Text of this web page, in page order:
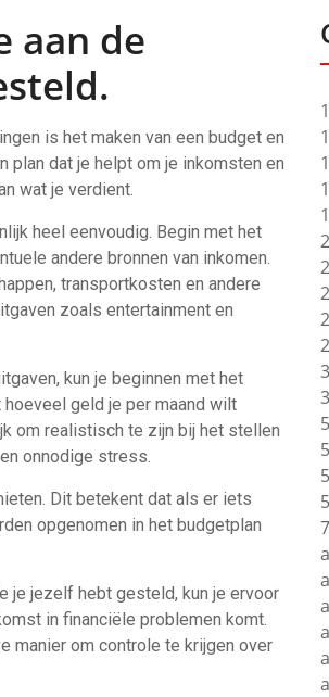
aan de
is het maken van een budget en
plan dat je helpt om je inkomsten en
wat je verdient.
heel eenvoudig. Begin met het
andere bronnen van inkomen.
transportkosten en andere
zoals entertainment en
kun je beginnen met het
geld je per maand wilt
om realistisch te zijn bij het stellen
onnodige stress.
Dit betekent dat als er iets
opgenomen in het budgetplan
je jezelf hebt gesteld, kun je ervoor
in financiële problemen komt.
manier om controle te krijgen over